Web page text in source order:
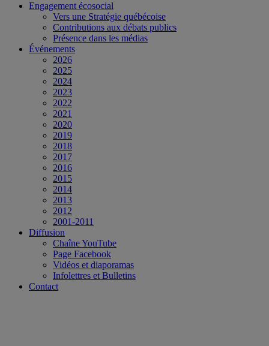
Engagement écosocial
Vers une Stratégie québécoise
Contributions aux débats publics
Présence dans les médias
Événements
2026
2025
2024
2023
2022
2021
2020
2019
2018
2017
2016
2015
2014
2013
2012
2001-2011
Diffusion
Chaîne YouTube
Page Facebook
Vidéos et diaporamas
Infolettres et Bulletins
Contact